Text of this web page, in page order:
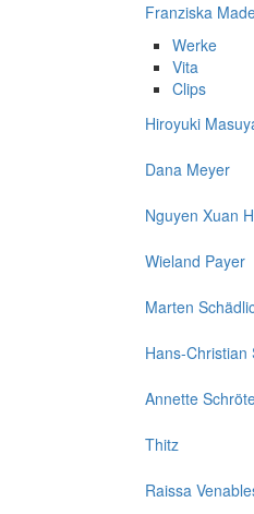
Franziska
Werke
Vita
Clips
Hiroyuki
Dana Meyer
Nguyen Xuan
Wieland Payer
Marten
Hans-Christian
Annette
Thitz
Raissa